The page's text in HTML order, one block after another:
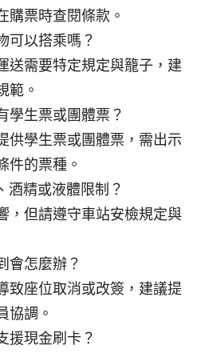
購票時查閱條款。
可以搭乘嗎？
送需要特定規定與籠子，建
範。
學生票或團體票？
供學生票或團體票，需出示
件的票種。
酒精或液體限制？
，但請遵守車站安檢規定與
會怎麼辦？
致座位取消或改簽，建議提
協調。
援現金刷卡？